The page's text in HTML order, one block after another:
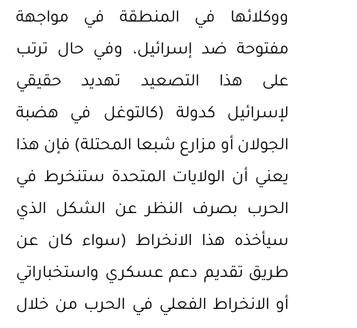
ووكلائها في المنطقة في مواجهة
مفتوحة ضد إسرائيل، وفي حال ترتب
على هذا التصعيد تهديد حقيقي
لإسرائيل كدولة (كالتوغل في هضبة
الجولان أو مزارع شبعا المحتلة) فإن هذا
يعني أن الولايات المتحدة ستنخرط في
الحرب بصرف النظر عن الشكل الذي
سيأخذه هذا الانخراط (سواء كان عن
طريق تقديم دعم عسكري واستخباراتي
أو الانخراط الفعلي في الحرب من خلال